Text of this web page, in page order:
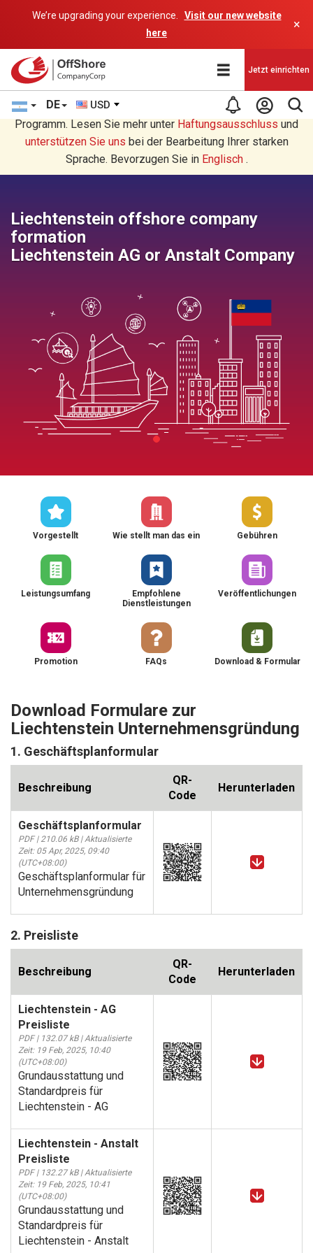
We’re upgrading your experience.
Visit our new website
here
×
DE USD
Jetzt einrichten
Sie lesen eine Deutsche Übersetzung durch ein AI-
Programm. Lesen Sie mehr unter Haftungsausschluss und
unterstützen Sie uns bei der Bearbeitung Ihrer starken
Sprache. Bevorzugen Sie in Englisch.
Liechtenstein offshore company
formation
Liechtenstein AG or Anstalt Company
Vorgestellt Wie stellt man das ein Gebühren
Leistungsumfang
Empfohlene
Dienstleistungen
Veröffentlichungen
Promotion FAQs Download & Formular
Download Formulare zur
Liechtenstein Unternehmensgründung
1. Geschäftsplanformular
Beschreibung
QR-
Code
Herunterladen
Geschäftsplanformular
PDF | 210.06 kB | Aktualisierte
Zeit: 05 Apr, 2025, 09:40
(UTC+08:00)
Geschäftsplanformular für
Unternehmensgründung
2. Preisliste
Beschreibung
QR-
Code
Herunterladen
Liechtenstein - AG
Preisliste
PDF | 132.07 kB | Aktualisierte
Zeit: 19 Feb, 2025, 10:40
(UTC+08:00)
Grundausstattung und
Standardpreis für
Liechtenstein - AG
Liechtenstein - Anstalt
Preisliste
PDF | 132.27 kB | Aktualisierte
Zeit: 19 Feb, 2025, 10:41
(UTC+08:00)
Grundausstattung und
Standardpreis für
Liechtenstein - Anstalt